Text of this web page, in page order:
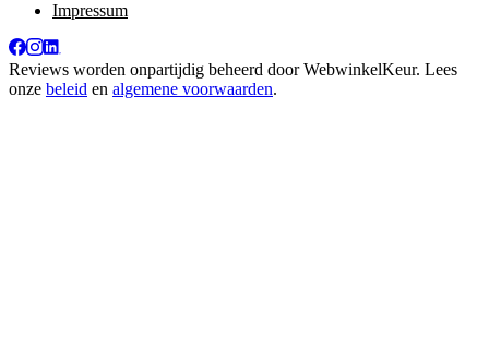
Impressum
Reviews worden onpartijdig beheerd doorWebwinkelKeur. Lees
onze beleid en algemene voorwaarden.